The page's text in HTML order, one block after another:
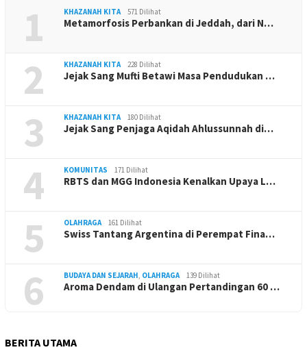
1 KHAZANAH KITA 571 Dilihat
Metamorfosis Perbankan di Jeddah, dari N…
2 KHAZANAH KITA 228 Dilihat
Jejak Sang Mufti Betawi Masa Pendudukan …
3 KHAZANAH KITA 180 Dilihat
Jejak Sang Penjaga Aqidah Ahlussunnah di…
4 KOMUNITAS 171 Dilihat
RBTS dan MGG Indonesia Kenalkan Upaya L…
5 OLAHRAGA 161 Dilihat
Swiss Tantang Argentina di Perempat Fina…
6 BUDAYA DAN SEJARAH, OLAHRAGA 139 Dilihat
Aroma Dendam di Ulangan Pertandingan 60 …
BERITA UTAMA